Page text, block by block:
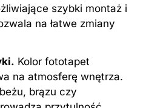
szybki montaż i
na łatwe zmiany
Kolor fototapet
na atmosferę wnętrza.
brązu czy